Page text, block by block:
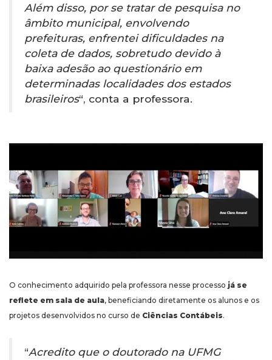
Além disso, por se tratar de pesquisa no
âmbito municipal, envolvendo
prefeituras, enfrentei dificuldades na
coleta de dados, sobretudo devido à
baixa adesão ao questionário em
determinadas localidades dos estados
brasileiros“, conta a professora.
O conhecimento adquirido pela professora nesse processo já se
reflete em sala de aula, beneficiando diretamente os alunos e os
projetos desenvolvidos no curso de Ciências Contábeis.
“Acredito que o doutorado na UFMG